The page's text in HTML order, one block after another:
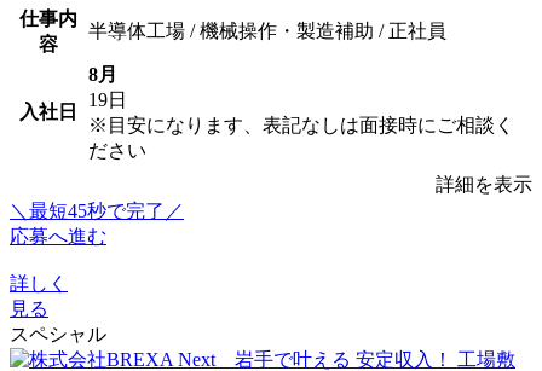
仕事内
容
半導体工場 / 機械操作・製造補助 / 正社員
入社日
8月
19日
※目安になります、表記なしは面接時にご相談く
ださい
詳細を表示
＼最短45秒で完了／
応募へ進む
詳しく
見る
スペシャル